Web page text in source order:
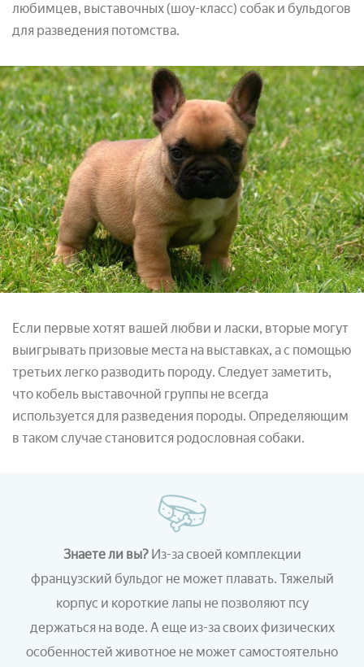
любимцев, выставочных (шоу-класс) собак и бульдогов
для разведения потомства.
Если первые хотят вашей любви и ласки, вторые могут
выигрывать призовые места на выставках, а с помощью
третьих легко разводить породу. Следует заметить,
что кобель выставочной группы не всегда
используется для разведения породы. Определяющим
в таком случае становится родословная собаки.
Знаете ли вы? Из-за своей комплекции
французский бульдог не может плавать. Тяжелый
корпус и короткие лапы не позволяют псу
держаться на воде. А еще из-за своих физических
особенностей животное не может самостоятельно